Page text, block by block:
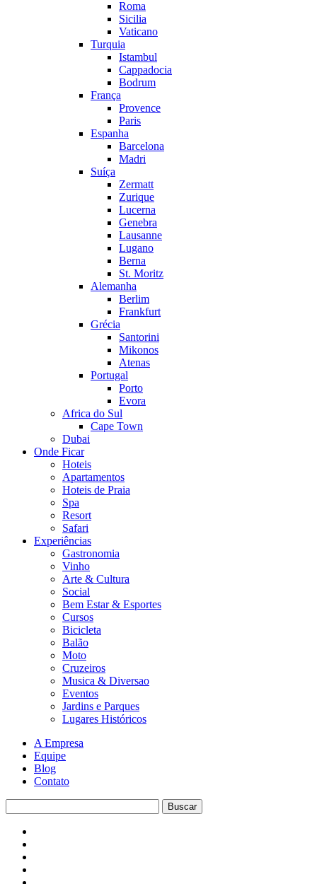
Roma
Sicilia
Vaticano
Turquia
Istambul
Cappadocia
Bodrum
França
Provence
Paris
Espanha
Barcelona
Madri
Suíça
Zermatt
Zurique
Lucerna
Genebra
Lausanne
Lugano
Berna
St. Moritz
Alemanha
Berlim
Frankfurt
Grécia
Santorini
Mikonos
Atenas
Portugal
Porto
Evora
Africa do Sul
Cape Town
Dubai
Onde Ficar
Hoteis
Apartamentos
Hoteis de Praia
Spa
Resort
Safari
Experiências
Gastronomia
Vinho
Arte & Cultura
Social
Bem Estar & Esportes
Cursos
Bicicleta
Balão
Moto
Cruzeiros
Musica & Diversao
Eventos
Jardins e Parques
Lugares Históricos
A Empresa
Equipe
Blog
Contato